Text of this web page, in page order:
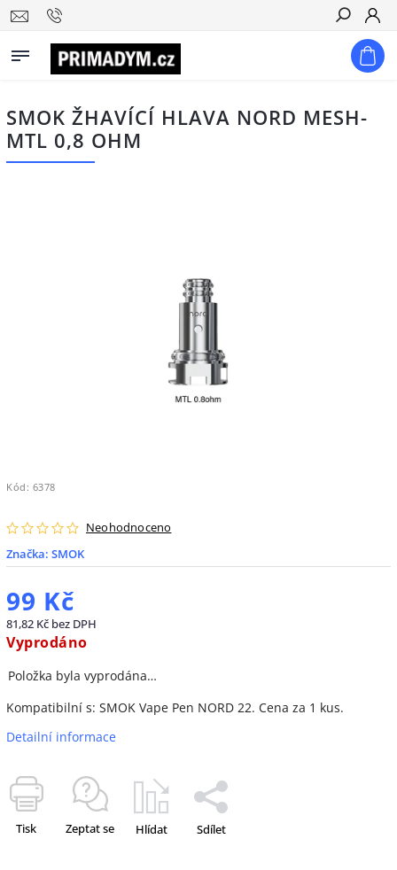
Hledat
SMOK ŽHAVÍCÍ HLAVA NORD MESH-
MTL 0,8 OHM
Kód: 6378
Neohodnoceno
Značka: SMOK
99 Kč
81,82 Kč bez DPH
Vyprodáno
Položka byla vyprodána…
Kompatibilní s: SMOK Vape Pen NORD 22. Cena za 1 kus.
Detailní informace
Tisk Zeptat se Hlídat Sdílet